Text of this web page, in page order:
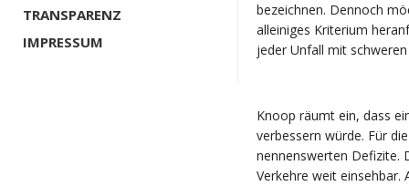
TRANSPARENZ
IMPRESSUM
bezeichnen. Dennoch
alleiniges Kriterium
jeder Unfall mit
Knoop räumt ein, dass
verbessern würde. Für
nennenswerten Defizite.
Verkehre weit